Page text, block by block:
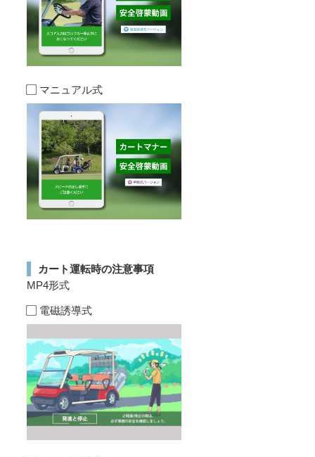
マニュアル式
カート運転時の注意事項
MP4形式
電磁誘導式